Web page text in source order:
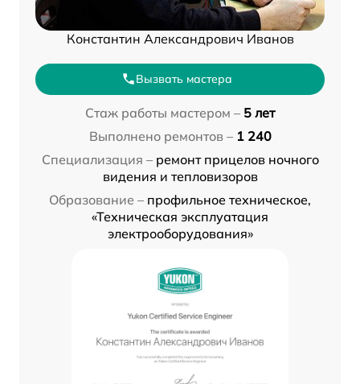
Константин Александрович Иванов
Вызвать мастера
Стаж работы мастером – 5 лет
Выполнено ремонтов – 1 240
Специализация – ремонт прицелов ночного
видения и тепловизоров
Образование – профильное техническое,
«Техническая эксплуатация
электрооборудования»